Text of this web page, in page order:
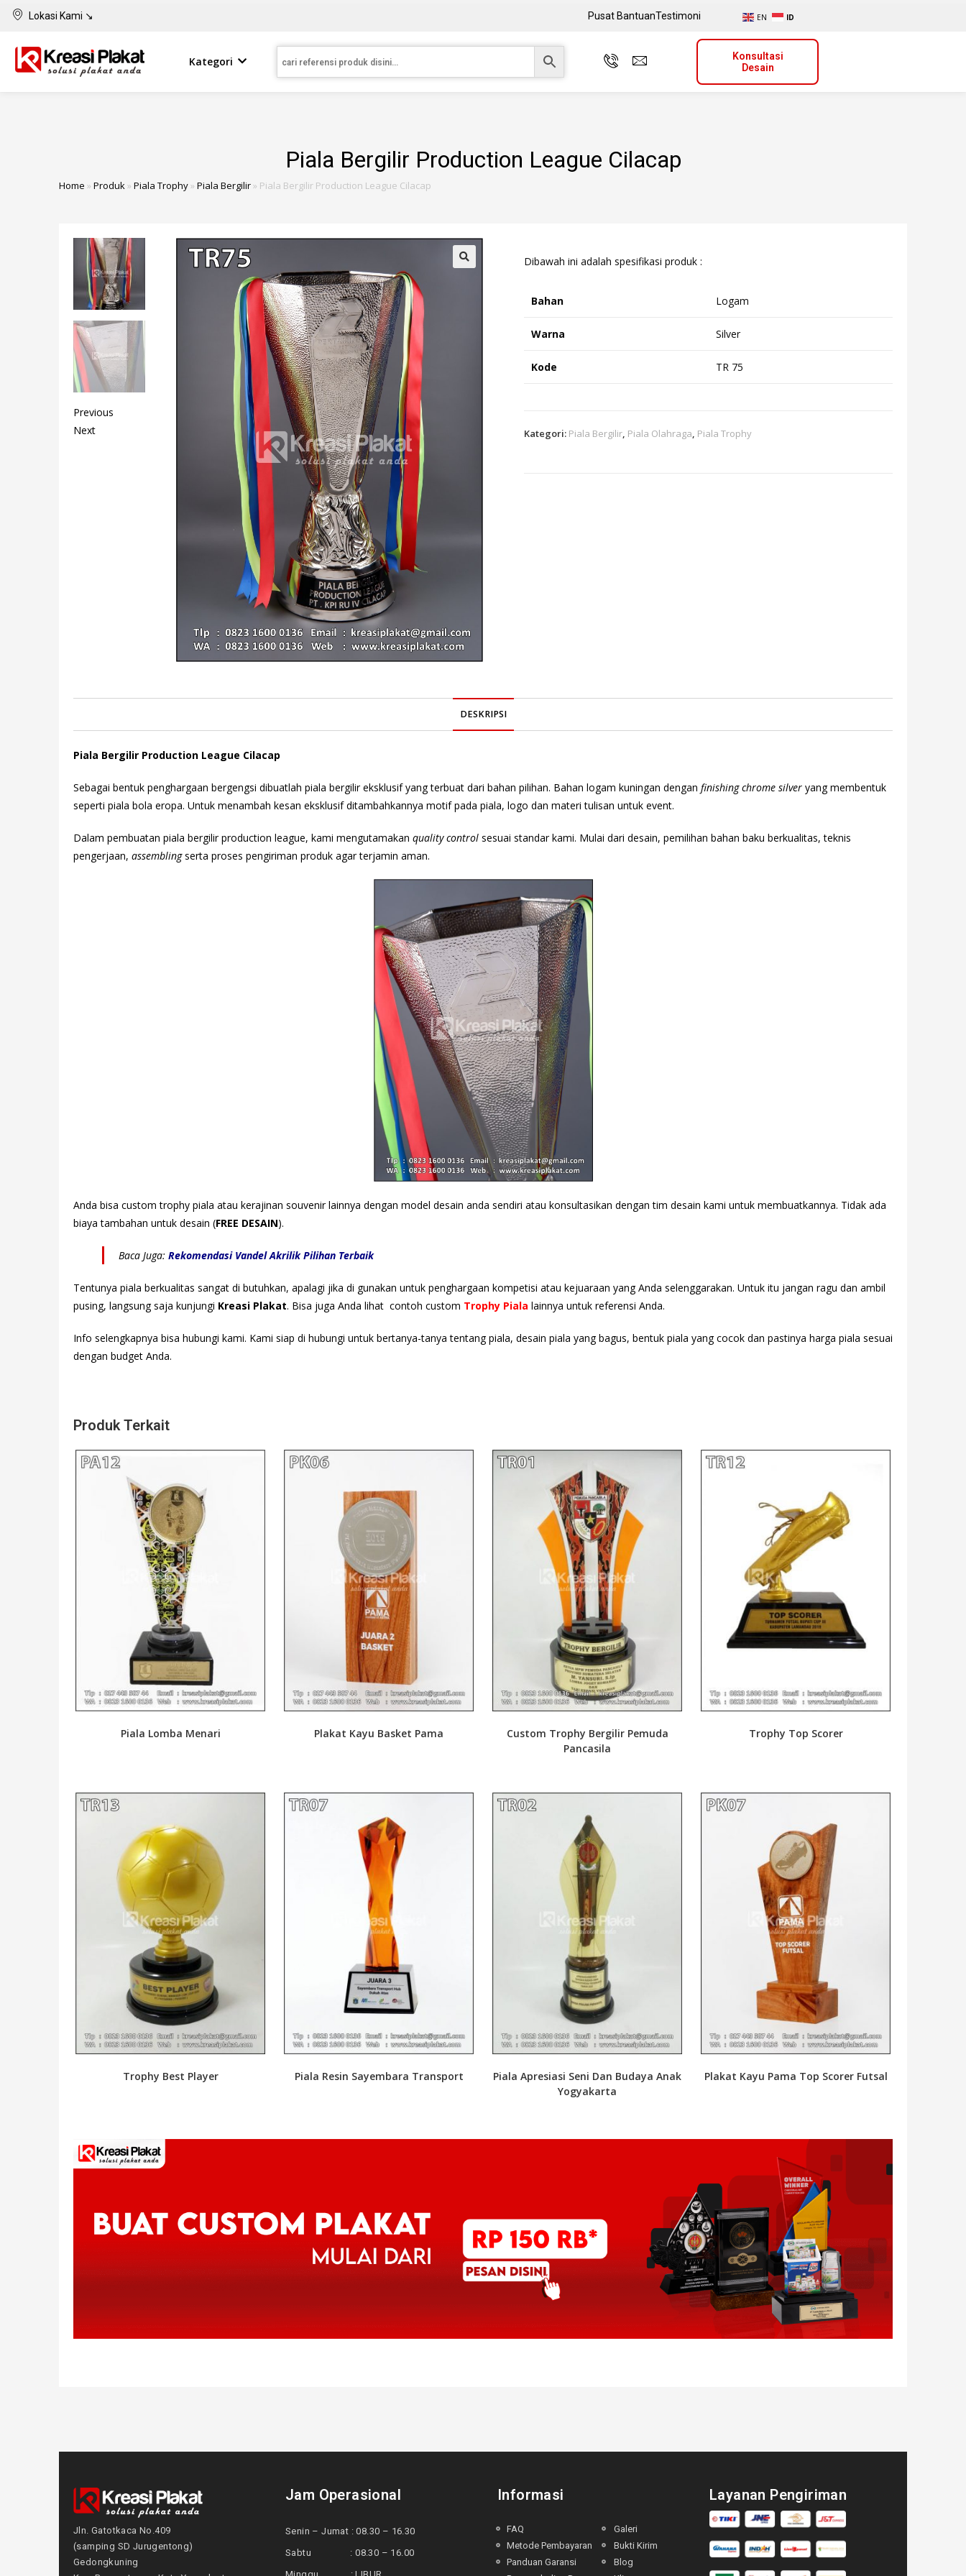
Lokasi Kami ↘ Pusat BantuanTestimoni EN ID
Kategori
Konsultasi
Desain
Piala Bergilir Production League Cilacap
Home » Produk» Piala Trophy» Piala Bergilir» Piala Bergilir Production League Cilacap
Previous
Next
Dibawah ini adalah spesifikasi produk :
Bahan Logam
Warna Silver
Kode TR 75
Kategori: Piala Bergilir, Piala Olahraga, Piala Trophy
DESKRIPSI
Piala Bergilir Production League Cilacap
Sebagai bentuk penghargaan bergengsi dibuatlah piala bergilir eksklusif yang terbuat dari bahan pilihan. Bahan logam kuningan dengan finishing chrome silver yang membentuk
seperti piala bola eropa. Untuk menambah kesan eksklusif ditambahkannya motif pada piala, logo dan materi tulisan untuk event.
Dalam pembuatan piala bergilir production league, kami mengutamakan quality control sesuai standar kami. Mulai dari desain, pemilihan bahan baku berkualitas, teknis
pengerjaan, assemblingserta proses pengiriman produk agar terjamin aman.
Anda bisa custom trophy piala atau kerajinan souvenir lainnya dengan model desain anda sendiri atau konsultasikan dengan tim desain kami untuk membuatkannya. Tidak ada
biaya tambahan untuk desain (FREE DESAIN).
Baca Juga: Rekomendasi Vandel Akrilik Pilihan Terbaik
Tentunya piala berkualitas sangat di butuhkan, apalagi jika di gunakan untuk penghargaan kompetisi atau kejuaraan yang Anda selenggarakan. Untuk itu jangan ragu dan ambil
pusing, langsung saja kunjungi Kreasi Plakat. Bisa juga Anda lihat contoh custom Trophy Piala lainnya untuk referensi Anda.
Info selengkapnya bisa hubungi kami. Kami siap di hubungi untuk bertanya-tanya tentang piala, desain piala yang bagus, bentuk piala yang cocok dan pastinya harga piala sesuai
dengan budget Anda.
Produk Terkait
Piala Lomba Menari Plakat Kayu Basket Pama
Custom Trophy Bergilir Pemuda
Pancasila
Trophy Top Scorer
Trophy Best Player Piala Resin Sayembara Transport
Piala Apresiasi Seni Dan Budaya Anak
Yogyakarta
Plakat Kayu Pama Top Scorer Futsal
Jln. Gatotkaca No.409
(samping SD Jurugentong)
Gedongkuning
Jam Operasional
Senin – Jumat : 08.30 – 16.30
Sabtu : 08.30 – 16.00
Informasi
FAQ
Metode Pembayaran
Panduan Garansi
Galeri
Bukti Kirim
Blog
Layanan Pengiriman